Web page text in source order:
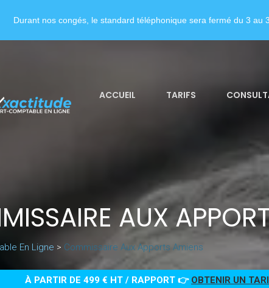
ACCUEIL TARIFS
AUX
En Ligne > Commissaire Aux Apports Amiens
À PARTIR DE 499 € HT / RAPPORT 👉 OBTENIR UN
Durant nos congés, le standard téléphonique sera fermé du 3